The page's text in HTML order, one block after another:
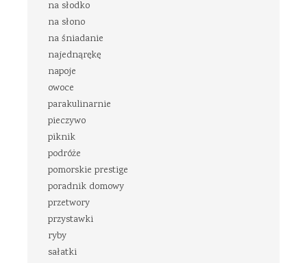
na słodko
na słono
na śniadanie
najednąrękę
napoje
owoce
parakulinarnie
pieczywo
piknik
podróże
pomorskie prestige
poradnik domowy
przetwory
przystawki
ryby
sałatki